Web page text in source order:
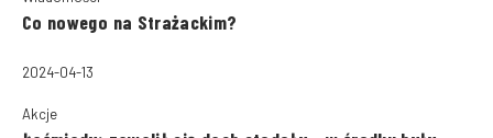
Co nowego na Strażackim?
2024-04-13
Akcje